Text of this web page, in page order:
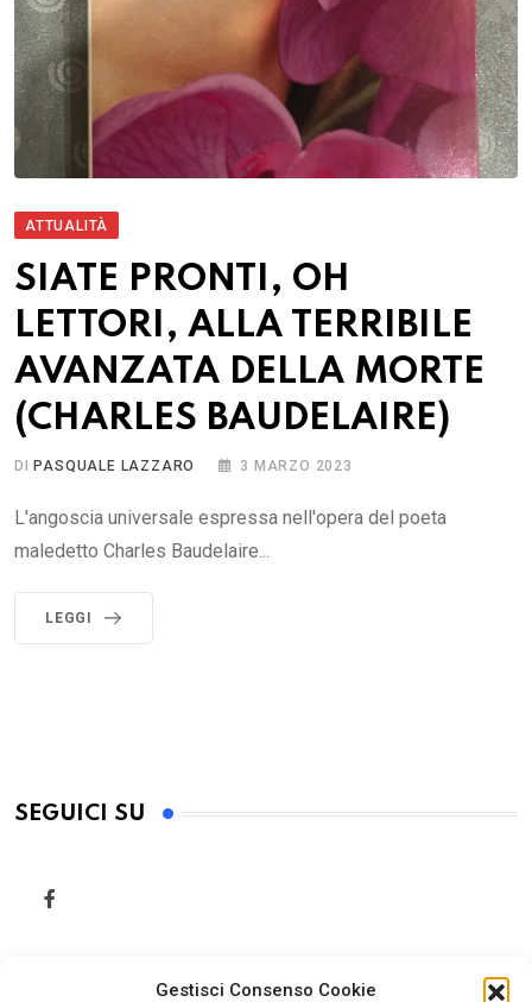
Gestisci Consenso Cookie
ATTUALITÀ
SIATE PRONTI, OH
LETTORI, ALLA TERRIBILE
AVANZATA DELLA MORTE
(CHARLES BAUDELAIRE)
DI PASQUALE LAZZARO 3 MARZO 2023
L'angoscia universale espressa nell'opera del poeta
maledetto Charles Baudelaire...
LEGGI
SEGUICI SU